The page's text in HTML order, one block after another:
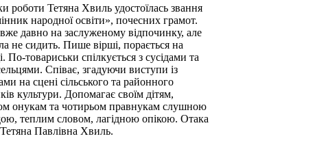
роботи Тетяна Хвиль удостоїлась звання
народної освіти», почесних грамот.
давно на заслуженому відпочинку, але
не сидить. Пише вірші, порається на
По-товариськи спілкується з сусідами та
Співає, згадуючи виступи із
на сцені сільського та районного
культури. Допомагає своїм дітям,
онукам та чотирьом правнукам слушною
теплим словом, лагідною опікою. Отака
Павлівна Хвиль.